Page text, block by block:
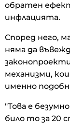
обратен
инфлацията.
Според него,
няма да
механизми,
именно
"Това е
било то за 20